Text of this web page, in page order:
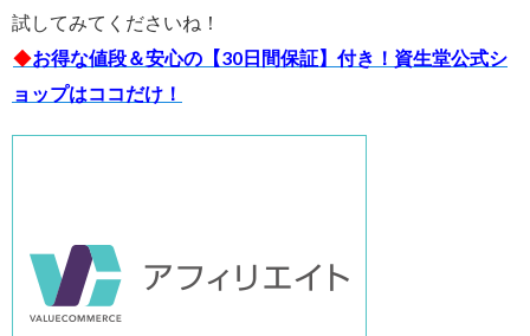
試してみてくださいね！
◆お得な値段＆安心の【30日間保証】付き！資生堂公式シ
ョップはココだけ！